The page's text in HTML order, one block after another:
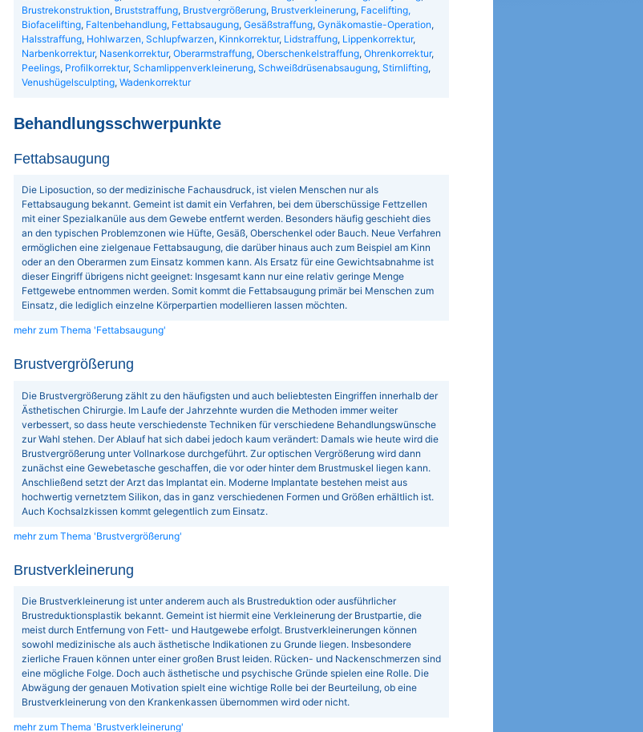
Brustrekonstruktion, Bruststraffung, Brustvergrößerung, Brustverkleinerung, Facelifting,
Biofacelifting, Faltenbehandlung, Fettabsaugung, Gesäßstraffung, Gynäkomastie-Operation,
Halsstraffung, Hohlwarzen, Schlupfwarzen, Kinnkorrektur, Lidstraffung, Lippenkorrektur,
Narbenkorrektur, Nasenkorrektur, Oberarmstraffung, Oberschenkelstraffung, Ohrenkorrektur,
Peelings, Profilkorrektur, Schamlippenverkleinerung, Schweißdrüsenabsaugung, Stirnlifting,
Venushügelsculpting, Wadenkorrektur
Behandlungsschwerpunkte
Fettabsaugung
Die Liposuction, so der medizinische Fachausdruck, ist vielen Menschen nur als
Fettabsaugung bekannt. Gemeint ist damit ein Verfahren, bei dem überschüssige Fettzellen
mit einer Spezialkanüle aus dem Gewebe entfernt werden. Besonders häufig geschieht dies
an den typischen Problemzonen wie Hüfte, Gesäß, Oberschenkel oder Bauch. Neue Verfahren
ermöglichen eine zielgenaue Fettabsaugung, die darüber hinaus auch zum Beispiel am Kinn
oder an den Oberarmen zum Einsatz kommen kann. Als Ersatz für eine Gewichtsabnahme ist
dieser Eingriff übrigens nicht geeignet: Insgesamt kann nur eine relativ geringe Menge
Fettgewebe entnommen werden. Somit kommt die Fettabsaugung primär bei Menschen zum
Einsatz, die lediglich einzelne Körperpartien modellieren lassen möchten.
mehr zum Thema 'Fettabsaugung'
Brustvergrößerung
Die Brustvergrößerung zählt zu den häufigsten und auch beliebtesten Eingriffen innerhalb der
Ästhetischen Chirurgie. Im Laufe der Jahrzehnte wurden die Methoden immer weiter
verbessert, so dass heute verschiedenste Techniken für verschiedene Behandlungswünsche
zur Wahl stehen. Der Ablauf hat sich dabei jedoch kaum verändert: Damals wie heute wird die
Brustvergrößerung unter Vollnarkose durchgeführt. Zur optischen Vergrößerung wird dann
zunächst eine Gewebetasche geschaffen, die vor oder hinter dem Brustmuskel liegen kann.
Anschließend setzt der Arzt das Implantat ein. Moderne Implantate bestehen meist aus
hochwertig vernetztem Silikon, das in ganz verschiedenen Formen und Größen erhältlich ist.
Auch Kochsalzkissen kommt gelegentlich zum Einsatz.
mehr zum Thema 'Brustvergrößerung'
Brustverkleinerung
Die Brustverkleinerung ist unter anderem auch als Brustreduktion oder ausführlicher
Brustreduktionsplastik bekannt. Gemeint ist hiermit eine Verkleinerung der Brustpartie, die
meist durch Entfernung von Fett- und Hautgewebe erfolgt. Brustverkleinerungen können
sowohl medizinische als auch ästhetische Indikationen zu Grunde liegen. Insbesondere
zierliche Frauen können unter einer großen Brust leiden. Rücken- und Nackenschmerzen sind
eine mögliche Folge. Doch auch ästhetische und psychische Gründe spielen eine Rolle. Die
Abwägung der genauen Motivation spielt eine wichtige Rolle bei der Beurteilung, ob eine
Brustverkleinerung von den Krankenkassen übernommen wird oder nicht.
mehr zum Thema 'Brustverkleinerung'